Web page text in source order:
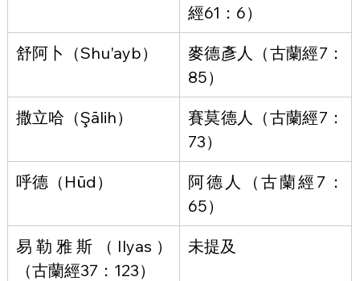
經61：6）
舒阿卜（Shu'ayb）
麥德彥人（古蘭經7：
85）
撒立哈（Şālih）
賽莫德人（古蘭經7：
73）
呼德（Hūd）
阿德人（古蘭經7：
65）
易勒雅斯（Ilyas）
（古蘭經37：123）
未提及